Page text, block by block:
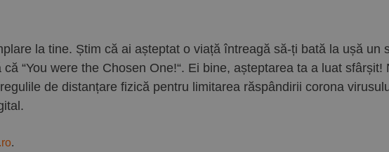
la tine. Știm că ai așteptat o viață întreagă să-ți bată la ușă un
“You were the Chosen One!“. Ei bine, așteptarea ta a luat sfârșit!
de distanțare fizică pentru limitarea răspândirii corona
.